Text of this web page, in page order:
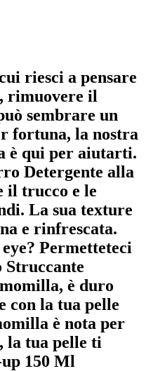
riesci a pensare
rimuovere il
sembrare un
fortuna, la nostra
è qui per aiutarti.
Detergente alla
il trucco e le
La sua texture
e rinfrescata.
Permetteteci
è duro
con la tua pelle
è nota per
la tua pelle ti
150 Ml